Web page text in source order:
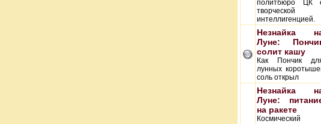
политбюро ЦК
творческой
интеллигенцией.
Незнайка
Луне:
солит кашу
Как Пончик
лунных
соль открыл
Незнайка
Луне:
на ракете
Космический